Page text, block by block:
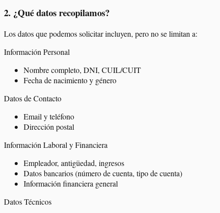
2. ¿Qué datos recopilamos?
Los datos que podemos solicitar incluyen, pero no se limitan a:
Información Personal
Nombre completo, DNI, CUIL/CUIT
Fecha de nacimiento y género
Datos de Contacto
Email y teléfono
Dirección postal
Información Laboral y Financiera
Empleador, antigüedad, ingresos
Datos bancarios (número de cuenta, tipo de cuenta)
Información financiera general
Datos Técnicos